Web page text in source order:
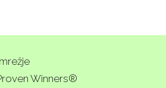
Winners®